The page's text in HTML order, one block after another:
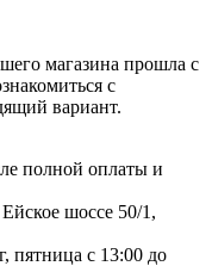
магазина прошла с
с
вариант.
полной оплаты и
шоссе 50/1,
пятница с 13:00 до